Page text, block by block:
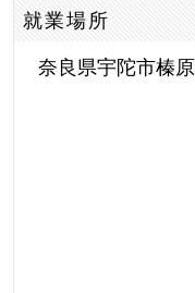
就業場所
奈良県宇陀市榛